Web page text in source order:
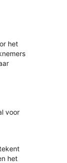
het
voor
het